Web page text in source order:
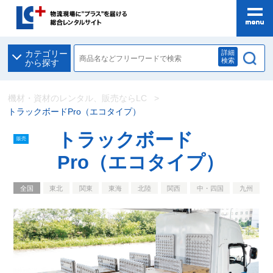
カテゴリー
から探す
詳細
検索
機材・資材のレンタル、販売ならLC
トラックボードPro（エコタイプ）
販売
トラックボード
Pro（エコタイプ）
全国 東北 関東 東海 北陸 関西 中・四国 九州